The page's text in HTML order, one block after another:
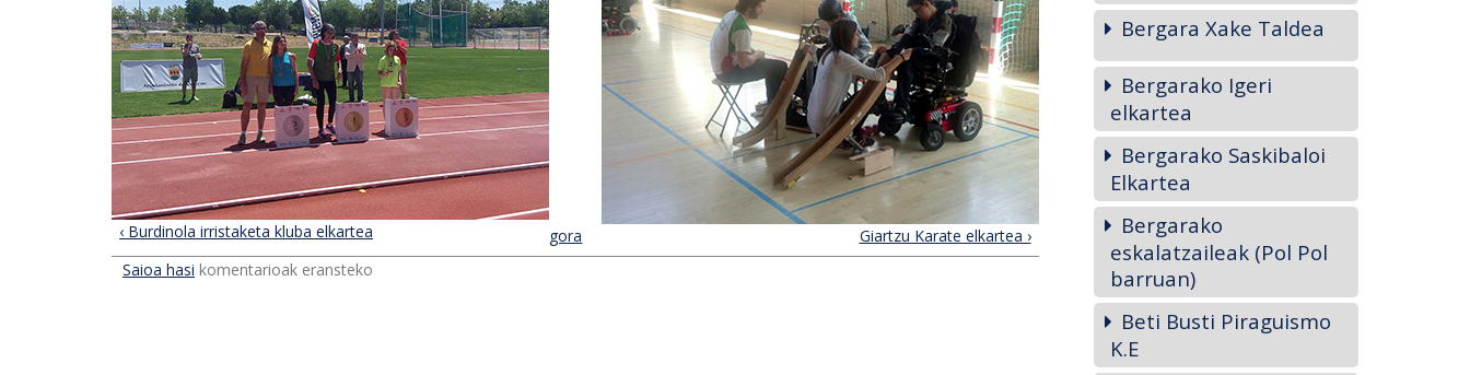
‹ Burdinola irristaketa kluba elkartea gora
Giartzu Karate elkartea ›
Saioa hasi komentarioak eransteko
Bergara Xake Taldea
Bergarako Igeri
elkartea
Bergarako Saskibaloi
Elkartea
Bergarako
eskalatzaileak (Pol Pol
barruan)
Beti Busti Piraguismo
K.E